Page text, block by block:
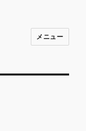
彩りを～ フ
江
メニュー